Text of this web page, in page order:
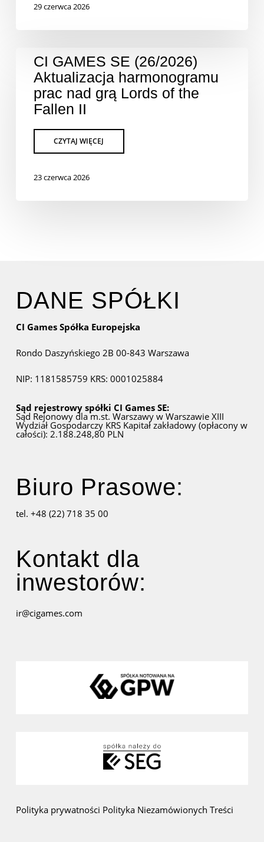
29 czerwca 2026
CI GAMES SE (26/2026)
Aktualizacja harmonogramu
prac nad grą Lords of the
Fallen II
23 czerwca 2026
DANE SPÓŁKI
CI Games Spółka Europejska
Rondo Daszyńskiego 2B 00-843 Warszawa
NIP: 1181585759 KRS: 0001025884
Sąd rejestrowy spółki CI Games SE:
Sąd Rejonowy dla m.st. Warszawy w WarszawieXIII
Wydział Gospodarczy KRSKapitał zakładowy (opłacony w
całości): 2.188.248,80 PLN
Biuro Prasowe:
tel. +48 (22) 718 35 00
Kontakt dla
inwestorów:
ir@cigames.com
Polityka prywatności Polityka Niezamówionych Treści